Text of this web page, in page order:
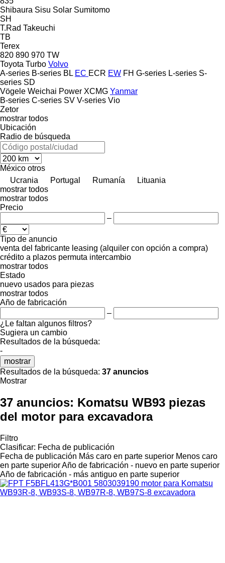
Shibaura Sisu Solar Sumitomo
SH
T.Rad Takeuchi
TB
Terex
820 890 970 TW
Toyota Turbo Volvo
A-series B-series BL EC ECR EW FH G-series L-series S-
series SD
Vögele Weichai Power XCMG Yanmar
B-series C-series SV V-series Vio
Zetor
mostrar todos
Ubicación
Radio de búsqueda
México otros
Ucrania
Portugal Rumanía
Lituania
mostrar todos
mostrar todos
Precio
–
Tipo de anuncio
venta del fabricante leasing (alquiler con opción a compra)
crédito a plazos permuta intercambio
mostrar todos
Estado
nuevo usados para piezas
mostrar todos
Año de fabricación
–
¿Le faltan algunos filtros?
Sugiera un cambio
Resultados de la búsqueda:
-
mostrar
Resultados de la búsqueda: 37 anuncios
Mostrar
37 anuncios: Komatsu WB93 piezas
del motor para excavadora
Filtro
Clasificar: Fecha de publicación
Fecha de publicación Más caro en parte superior Menos caro
en parte superiorAño de fabricación - nuevo en parte superior
Año de fabricación - más antiguo en parte superior